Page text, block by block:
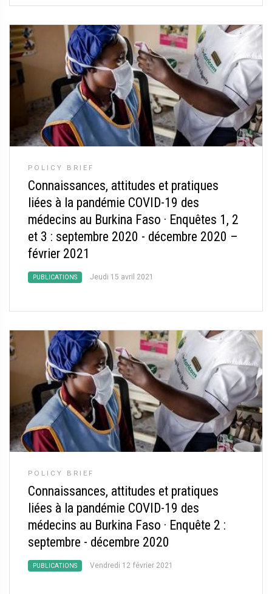
POLICY BRIEF
Connaissances, attitudes et pratiques
liées à la pandémie COVID-19 des
médecins au Burkina Faso · Enquêtes 1, 2
et 3 : septembre 2020 - décembre 2020 –
février 2021
PUBLICATIONS Jeudi 15 avril 2021
POLICY BRIEF
Connaissances, attitudes et pratiques
liées à la pandémie COVID-19 des
médecins au Burkina Faso · Enquête 2 :
septembre - décembre 2020
PUBLICATIONS Vendredi 12 février 2021